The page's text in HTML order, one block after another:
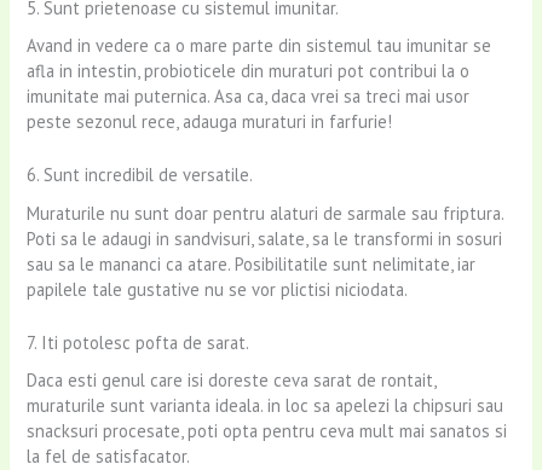
5. Sunt prietenoase cu sistemul imunitar.
Avand in vedere ca o mare parte din sistemul tau imunitar se
afla in intestin, probioticele din muraturi pot contribui la o
imunitate mai puternica. Asa ca, daca vrei sa treci mai usor
peste sezonul rece, adauga muraturi in farfurie!
6. Sunt incredibil de versatile.
Muraturile nu sunt doar pentru alaturi de sarmale sau friptura.
Poti sa le adaugi in sandvisuri, salate, sa le transformi in sosuri
sau sa le mananci ca atare. Posibilitatile sunt nelimitate, iar
papilele tale gustative nu se vor plictisi niciodata.
7. Iti potolesc pofta de sarat.
Daca esti genul care isi doreste ceva sarat de rontait,
muraturile sunt varianta ideala. in loc sa apelezi la chipsuri sau
snacksuri procesate, poti opta pentru ceva mult mai sanatos si
la fel de satisfacator.